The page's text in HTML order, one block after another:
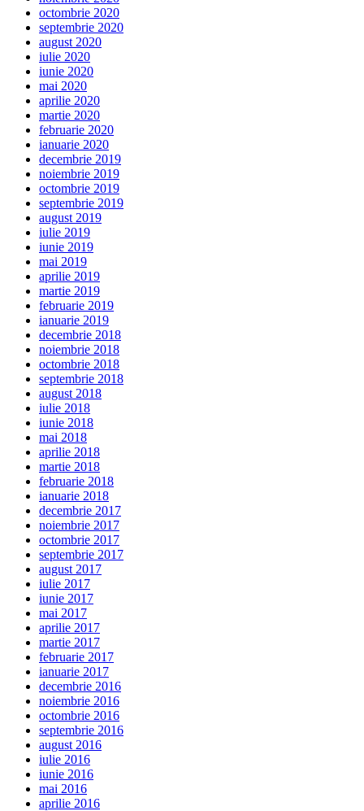
octombrie 2020
septembrie 2020
august 2020
iulie 2020
iunie 2020
mai 2020
aprilie 2020
martie 2020
februarie 2020
ianuarie 2020
decembrie 2019
noiembrie 2019
octombrie 2019
septembrie 2019
august 2019
iulie 2019
iunie 2019
mai 2019
aprilie 2019
martie 2019
februarie 2019
ianuarie 2019
decembrie 2018
noiembrie 2018
octombrie 2018
septembrie 2018
august 2018
iulie 2018
iunie 2018
mai 2018
aprilie 2018
martie 2018
februarie 2018
ianuarie 2018
decembrie 2017
noiembrie 2017
octombrie 2017
septembrie 2017
august 2017
iulie 2017
iunie 2017
mai 2017
aprilie 2017
martie 2017
februarie 2017
ianuarie 2017
decembrie 2016
noiembrie 2016
octombrie 2016
septembrie 2016
august 2016
iulie 2016
iunie 2016
mai 2016
aprilie 2016